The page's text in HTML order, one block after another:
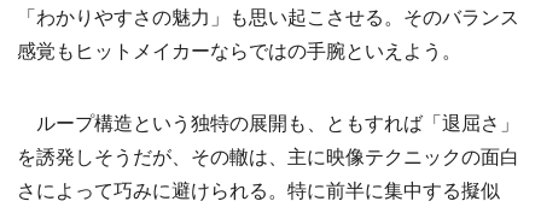
「わかりやすさの魅力」も思い起こさせる。そのバランス
感覚もヒットメイカーならではの手腕といえよう。
ループ構造という独特の展開も、ともすれば「退屈さ」
を誘発しそうだが、その轍は、主に映像テクニックの面白
さによって巧みに避けられる。特に前半に集中する擬似